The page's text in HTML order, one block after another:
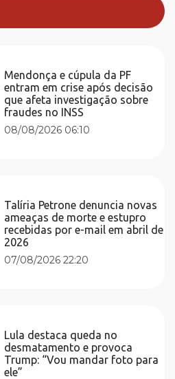
Mendonça e cúpula da PF
entram em crise após decisão
que afeta investigação sobre
fraudes no INSS
08/08/2026 06:10
Talíria Petrone denuncia novas
ameaças de morte e estupro
recebidas por e-mail em abril de
2026
07/08/2026 22:20
Lula destaca queda no
desmatamento e provoca
Trump: “Vou mandar foto para
ele”